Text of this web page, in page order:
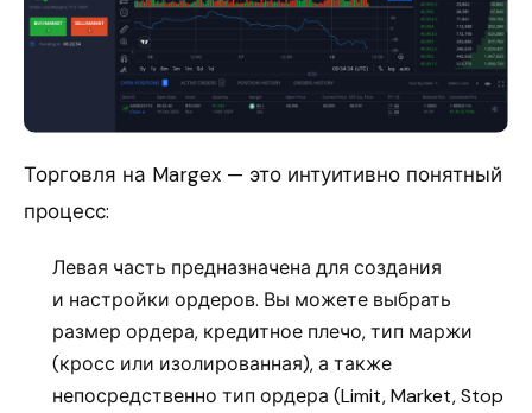
Торговля на Margex — это интуитивно понятный
процесс:
Левая часть предназначена для создания
и настройки ордеров. Вы можете выбрать
размер ордера, кредитное плечо, тип маржи
(кросс или изолированная), а также
непосредственно тип ордера (Limit, Market, Stop